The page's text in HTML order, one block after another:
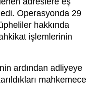
Operasyonda 29
hakkında
işlemlerinin
ardından adliyeye
mahkemece